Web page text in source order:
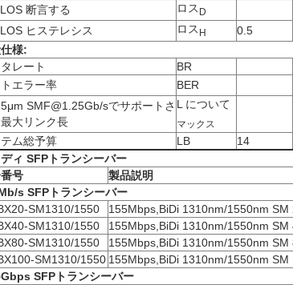
断言する ロス D
ヒステレシス
ロス H 0.5
様:
レート
BR
エラー率
BER
SMF@1.25Gb/sでサポートさ
大リンク長
L について
マックス
ム総予算 LB 14
ィ SFP トランシーバー
号
製品説明
s SFP トランシーバー
SM1310/1550
155Mbps,BiDi 1310nm/1550nm SM
SM1310/1550
155Mbps,BiDi 1310nm/1550nm SM
SM1310/1550
155Mbps,BiDi 1310nm/1550nm SM
SM1310/1550 155Mbps,BiDi 1310nm/1550nm SM
SFP トランシーバー